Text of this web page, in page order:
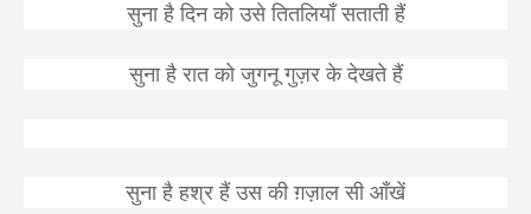
सुना है दिन को उसे तितलियाँ सताती हैं
सुना है रात को जुगनू गुज़र के देखते हैं
सुना है हश्र हैं उस की ग़ज़ाल सी आँखें